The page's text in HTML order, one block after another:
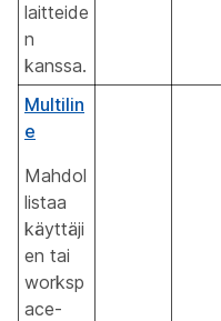
laitteide
n
kanssa.
Multilin
e
Mahdol
listaa
käyttäji
en tai
worksp
ace-